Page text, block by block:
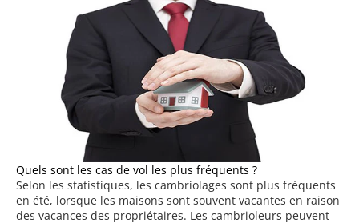
Quels sont les cas de vol les plus fréquents ?
Selon les statistiques, les cambriolages sont plus fréquents
en été, lorsque les maisons sont souvent vacantes en raison
des vacances des propriétaires. Les cambrioleurs peuvent